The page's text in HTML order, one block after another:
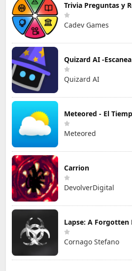
Trivia Preguntas y
Cadev Games
Quizard AI -
Quizard AI
Meteored - El
Meteored
Carrion
DevolverDigital
Lapse: A Forgotten
Cornago Stefano